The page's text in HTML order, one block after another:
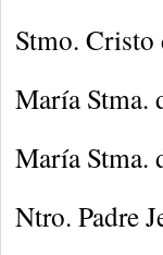
Stmo. Cristo
María Stma.
María Stma.
Ntro. Padre